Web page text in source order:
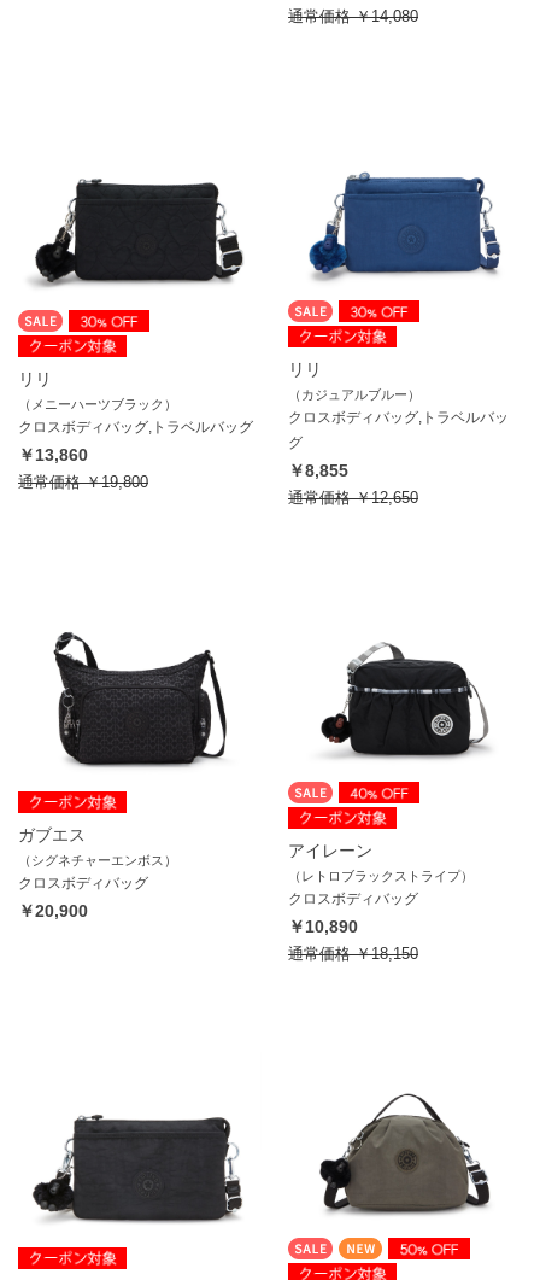
通常価格￥14,080
リリ
（メニーハーツブラック）
クロスボディバッグ,トラベルバッグ
￥13,860
通常価格￥19,800
リリ
（カジュアルブルー）
クロスボディバッグ,トラベルバッ
グ
￥8,855
通常価格￥12,650
ガブエス
（シグネチャーエンボス）
クロスボディバッグ
￥20,900
アイレーン
（レトロブラックストライプ）
クロスボディバッグ
￥10,890
通常価格￥18,150